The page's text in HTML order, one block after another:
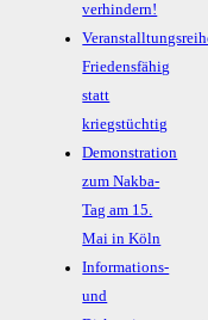
verhindern!
Friedensfähig
statt
kriegstüchtig
Demonstration
zum Nakba-
Tag am 15.
Mai in Köln
Informations-
und